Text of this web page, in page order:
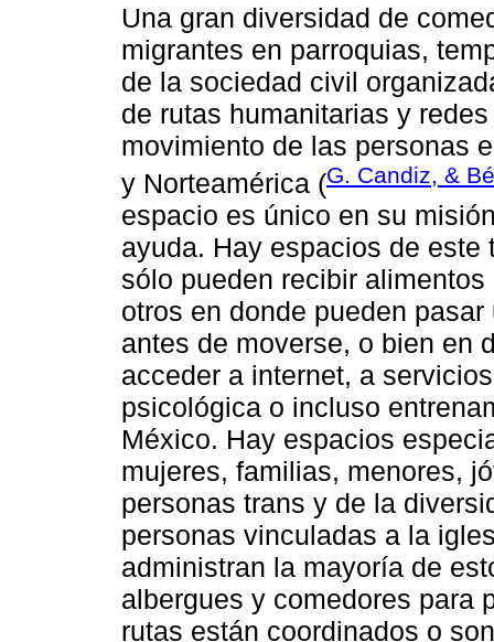
Una gran diversidad de
migrantes en parroquias,
de la sociedad civil
de rutas humanitarias y
movimiento de las personas
y Norteamérica (G. Candiz, &
espacio es único en su
ayuda. Hay espacios de
sólo pueden recibir
otros en donde pueden
antes de moverse, o bien en
acceder a internet, a
psicológica o incluso
México. Hay espacios
mujeres, familias, menores,
personas trans y de la
personas vinculadas a la
administran la mayoría de
albergues y comedores para
rutas están coordinados o